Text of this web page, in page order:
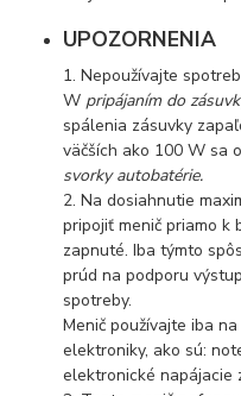
UPOZORNENIA
1. Nepoužívajte
W pripájaním do
spálenia zásuvky
väčších ako 100 W sa
svorky autobatérie.
2. Na dosiahnutie
pripojiť menič priamo k
zapnuté. Iba týmto
prúd na podporu
spotreby.
Menič používajte iba
elektroniky, ako sú:
elektronické napájacie